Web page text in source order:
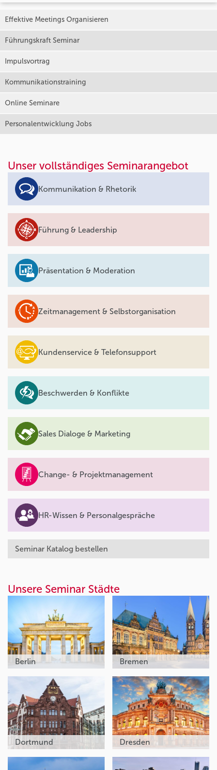
Effektive Meetings Organisieren
Führungskraft Seminar
Impulsvortrag
Kommunikationstraining
Online Seminare
Personalentwicklung Jobs
Unser vollständiges Seminarangebot
Kommunikation & Rhetorik
Führung & Leadership
Präsentation & Moderation
Zeitmanagement & Selbstorganisation
Kundenservice & Telefonsupport
Beschwerden & Konflikte
Sales Dialoge & Marketing
Change- & Projektmanagement
HR-Wissen & Personalgespräche
Seminar Katalog bestellen
Unsere Seminar Städte
Berlin Bremen
Dortmund Dresden